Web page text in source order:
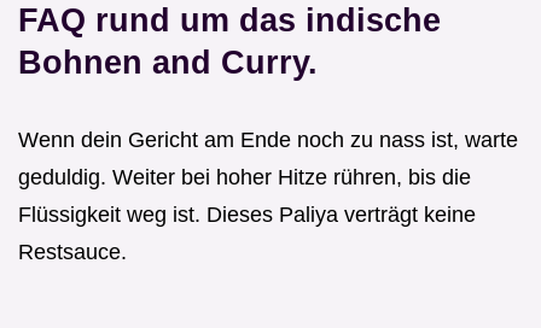
FAQ rund um das indische
Bohnen and Curry.
Wenn dein Gericht am Ende noch zu nass ist, warte
geduldig. Weiter bei hoher Hitze rühren, bis die
Flüssigkeit weg ist. Dieses Paliya verträgt keine
Restsauce.